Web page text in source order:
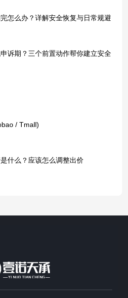
怎么办？详解安全恢复与日常规避
诉期？三个前置动作帮你建立安全
/ Tmall)
什么？应该怎么调整出价